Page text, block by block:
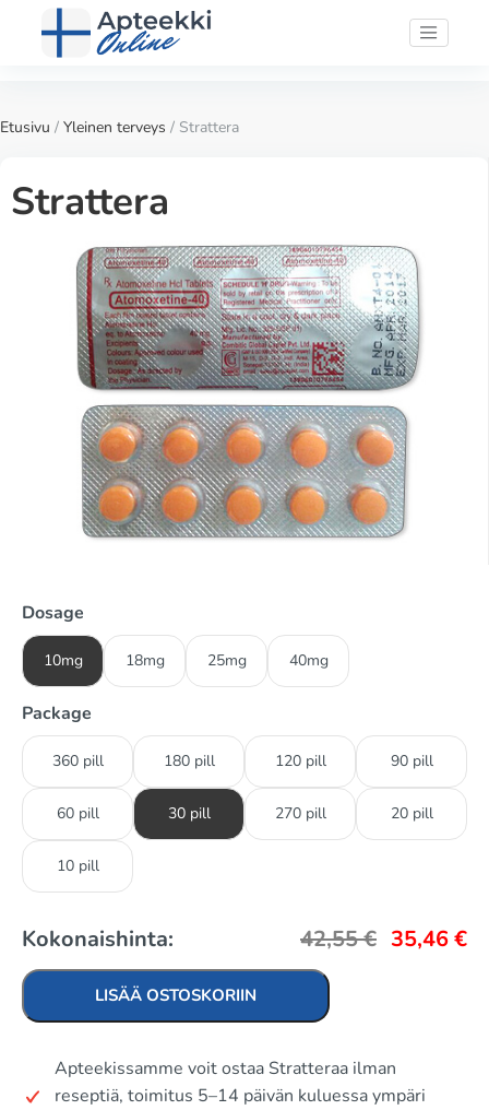
Etusivu / Yleinen terveys / Strattera
Strattera
Dosage
10mg 18mg 25mg 40mg
Package
360 pill 180 pill 120 pill 90 pill
60 pill 30 pill 270 pill 20 pill
10 pill
Kokonaishinta: 42,55€ 35,46€
LISÄÄ OSTOSKORIIN
Apteekissamme voit ostaa Stratteraa ilman
reseptiä, toimitus 5–14 päivän kuluessa ympäri